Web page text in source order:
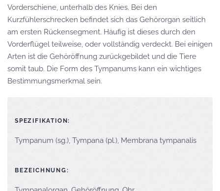
Vorderschiene, unterhalb des Knies. Bei den
Kurzfühlerschrecken befindet sich das Gehörorgan seitlich
am ersten Rückensegment. Häufig ist dieses durch den
Vorderflügel teilweise, oder vollständig verdeckt. Bei einigen
Arten ist die Gehöröffnung zurückgebildet und die Tiere
somit taub. Die Form des Tympanums kann ein wichtiges
Bestimmungsmerkmal sein.
SPEZIFIKATION:
Tympanum (sg.), Tympana (pl.), Membrana tympanalis
BEZEICHNUNG: